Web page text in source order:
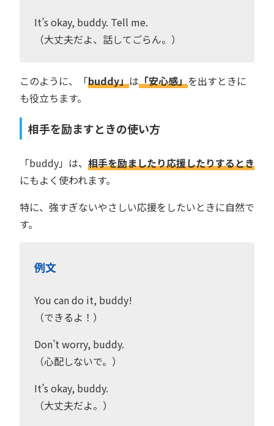
It’s okay, buddy. Tell me.
（大丈夫だよ、話してごらん。）
このように、「buddy」は「安心感」を出すときに
も役立ちます。
相手を励ますときの使い方
「buddy」は、 相手を励ましたり応援したりするとき
にもよく使われます。
特に、強すぎないやさしい応援をしたいときに自然で
す。
例文
You can do it, buddy!
（できるよ！）
Don’t worry, buddy.
（心配しないで。）
It’s okay, buddy.
（大丈夫だよ。）